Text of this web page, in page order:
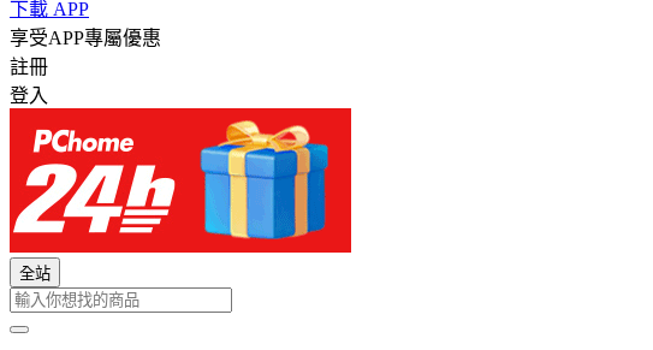
下載 APP
享受APP專屬優惠
註冊
登入
全站